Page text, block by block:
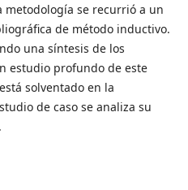
metodología se recurrió a un
de método inductivo.
una síntesis de los
estudio profundo de este
solventado en la
de caso se analiza su